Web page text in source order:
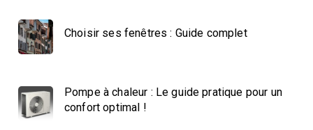
Choisir ses fenêtres : Guide complet
Pompe à chaleur : Le guide pratique pour un
confort optimal !